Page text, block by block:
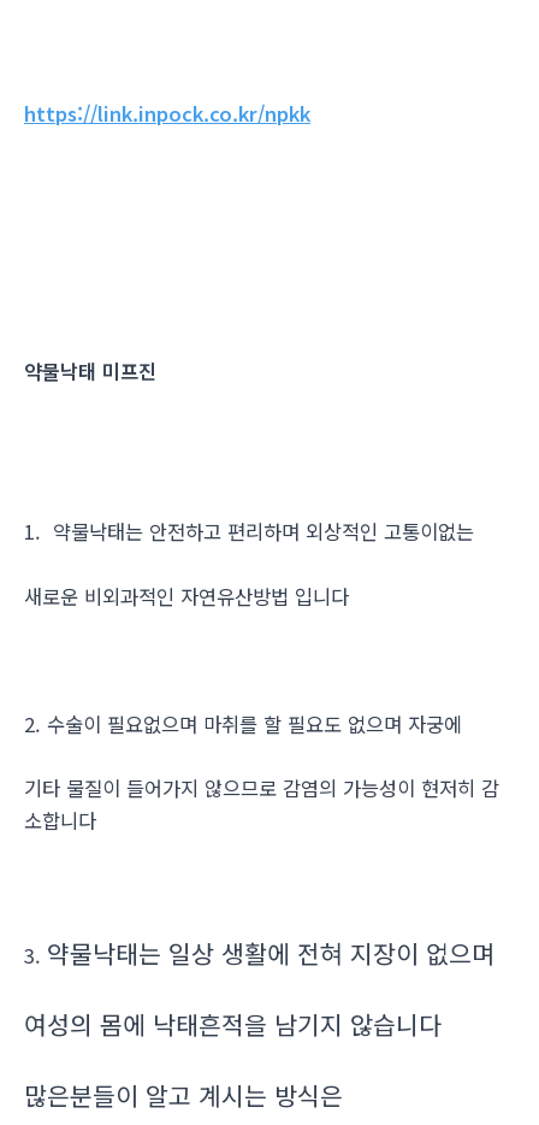
https://link.inpock.co.kr/npkk
약물낙태 미프진
1. 약물낙태는 안전하고 편리하며 외상적인 고통이없는
새로운 비외과적인 자연유산방법 입니다
2. 수술이 필요없으며 마취를 할 필요도 없으며 자궁에
기타 물질이 들어가지 않으므로 감염의 가능성이 현저히 감
소합니다
3. 약물낙태는 일상 생활에 전혀 지장이 없으며
여성의 몸에 낙태흔적을 남기지 않습니다
많은분들이 알고 계시는 방식은